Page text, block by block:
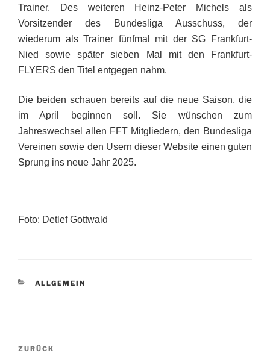
Trainer. Des weiteren Heinz-Peter Michels als
Vorsitzender des Bundesliga Ausschuss, der
wiederum als Trainer fünfmal mit der SG Frankfurt-
Nied sowie später sieben Mal mit den Frankfurt-
FLYERS den Titel entgegen nahm.
Die beiden schauen bereits auf die neue Saison, die
im April beginnen soll. Sie wünschen zum
Jahreswechsel allen FFT Mitgliedern, den Bundesliga
Vereinen sowie den Usern dieser Website einen guten
Sprung ins neue Jahr 2025.
Foto: Detlef Gottwald
KATEGORIEN
ALLGEMEIN
Beitragsnavigation
Vorheriger
ZURÜCK